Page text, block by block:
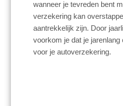
wanneer je tevreden bent
verzekering kan
aantrekkelijk zijn. Door
voorkom je dat je jarenlang
voor je autoverzekering.